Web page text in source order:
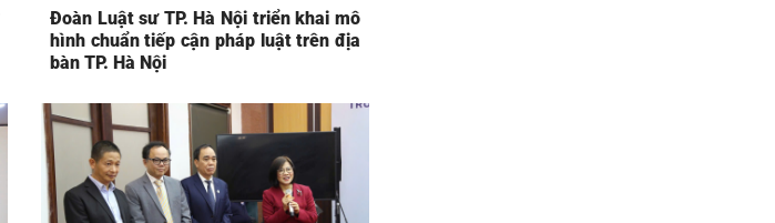
Đoàn Luật sư TP. Hà Nội triển khai mô
hình chuẩn tiếp cận pháp luật trên địa
bàn TP. Hà Nội